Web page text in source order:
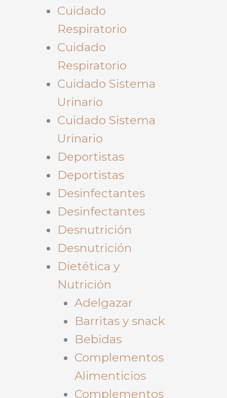
Cuidado
Respiratorio
Cuidado
Respiratorio
Cuidado Sistema
Urinario
Cuidado Sistema
Urinario
Deportistas
Deportistas
Desinfectantes
Desinfectantes
Desnutrición
Desnutrición
Dietética y
Nutrición
Adelgazar
Barritas y snack
Bebidas
Complementos
Alimenticios
Complementos